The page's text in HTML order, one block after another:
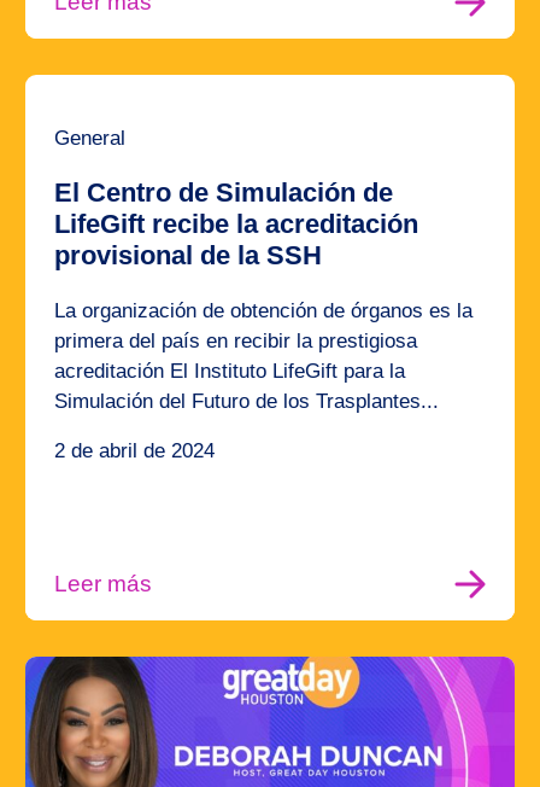
General
El Centro de Simulación de
LifeGift recibe la acreditación
provisional de la SSH
La organización de obtención de órganos es la
primera del país en recibir la prestigiosa
acreditación El Instituto LifeGift para la
Simulación del Futuro de los Trasplantes...
2 de abril de 2024
Leer más